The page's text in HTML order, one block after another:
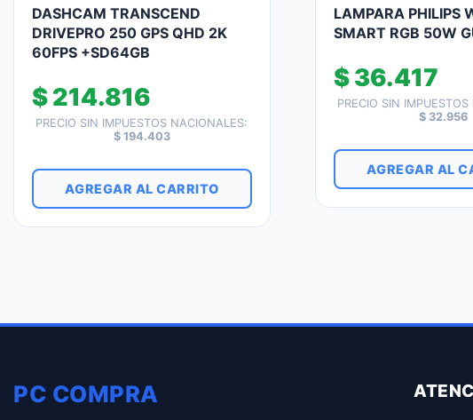
DASHCAM TRANSCEND
DRIVEPRO 250 GPS QHD 2K
60FPS +SD64GB
$214.816
PRECIO SIN IMPUESTOS NACIONALES:
$194.403
AGREGAR AL CARRITO
LAMPARA PHILIPS
SMART RGB 50W
$36.417
PRECIO SIN
$ 32.956
AGREGAR AL
PC COMPRA